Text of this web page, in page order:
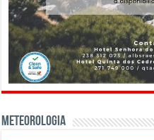
Meteorologia